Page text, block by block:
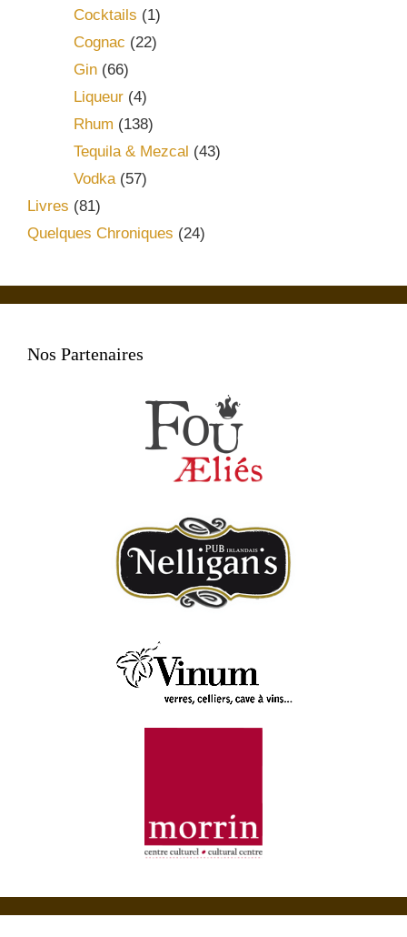
Cocktails (1)
Cognac (22)
Gin (66)
Liqueur (4)
Rhum (138)
Tequila & Mezcal (43)
Vodka(57)
Livres (81)
Quelques Chroniques (24)
Nos Partenaires